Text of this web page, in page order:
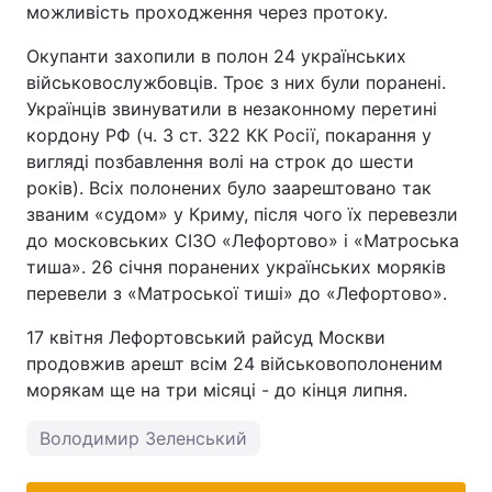
можливість проходження через протоку.
Окупанти захопили в полон 24 українських
військовослужбовців. Троє з них були поранені.
Українців звинуватили в незаконному перетині
кордону РФ (ч. 3 ст. 322 КК Росії, покарання у
вигляді позбавлення волі на строк до шести
років). Всіх полонених було заарештовано так
званим «судом» у Криму, після чого їх перевезли
до московських СІЗО «Лефортово» і «Матроська
тиша». 26 січня поранених українських моряків
перевели з «Матроської тиші» до «Лефортово».
17 квітня Лефортовський райсуд Москви
продовжив арешт всім 24 військовополоненим
морякам ще на три місяці - до кінця липня.
Володимир Зеленський